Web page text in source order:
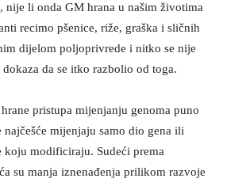
li onda GM hrana u našim životima
recimo pšenice, riže, graška i sličnih
dijelom poljoprivrede i nitko se nije
da se itko razbolio od toga.
pristupa mijenjanju genoma puno
mijenjaju samo dio gena ili
koju modificiraju. Sudeći prema
su manja iznenađenja prilikom razvoje